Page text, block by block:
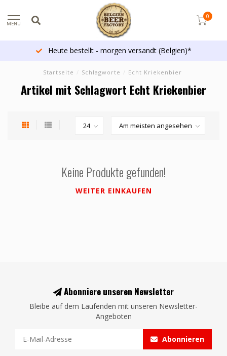
MENU
0
Heute bestellt - morgen versandt (Belgien)*
Startseite / Schlagworte / Echt Kriekenbier
Artikel mit Schlagwort Echt Kriekenbier
Keine Produkte gefunden!
WEITER EINKAUFEN
Abonniere unseren Newsletter
Bleibe auf dem Laufenden mit unseren Newsletter-
Angeboten
Abonnieren